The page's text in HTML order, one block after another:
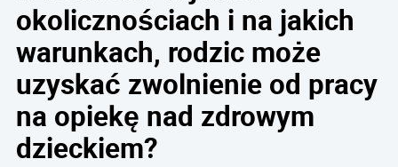
okolicznościach i na jakich
warunkach, rodzic może
uzyskać zwolnienie od pracy
na opiekę nad zdrowym
dzieckiem?